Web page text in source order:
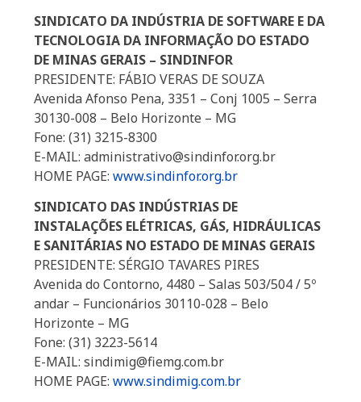
SINDICATO DA INDÚSTRIA DE SOFTWARE E DA
TECNOLOGIA DA INFORMAÇÃO DO ESTADO
DE MINAS GERAIS – SINDINFOR
PRESIDENTE: FÁBIO VERAS DE SOUZA
Avenida Afonso Pena, 3351 – Conj 1005 – Serra
30130-008 – Belo Horizonte – MG
Fone: (31) 3215-8300
E-MAIL: administrativo@sindinfor.org.br
HOME PAGE:www.sindinfor.org.br
SINDICATO DAS INDÚSTRIAS DE
INSTALAÇÕES ELÉTRICAS, GÁS, HIDRÁULICAS
E SANITÁRIAS NO ESTADO DE MINAS GERAIS
PRESIDENTE: SÉRGIO TAVARES PIRES
Avenida do Contorno, 4480 – Salas 503/504 / 5º
andar – Funcionários 30110-028 – Belo
Horizonte – MG
Fone: (31) 3223-5614
E-MAIL: sindimig@fiemg.com.br
HOME PAGE:www.sindimig.com.br